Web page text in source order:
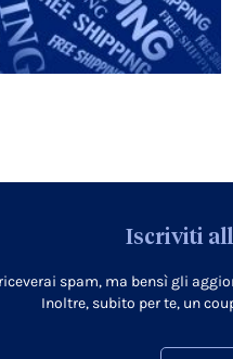
Iscriviti
spam, ma bensì gli
Inoltre, subito per te, un